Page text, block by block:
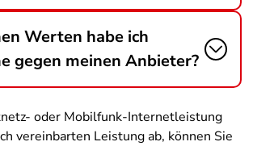
Werten habe ich
gegen meinen Anbieter?
oder Mobilfunk-Internetleistung
vereinbarten Leistung ab, können Sie